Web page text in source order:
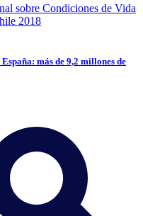
más de 9,2 millones de